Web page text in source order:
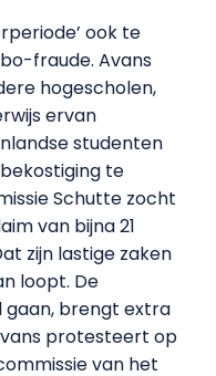
ook te
fraude. Avans
hogescholen,
ervan
studenten
te
Schutte zocht
van bijna 21
zijn lastige zaken
loopt. De
gaan, brengt extra
protesteert op
van het